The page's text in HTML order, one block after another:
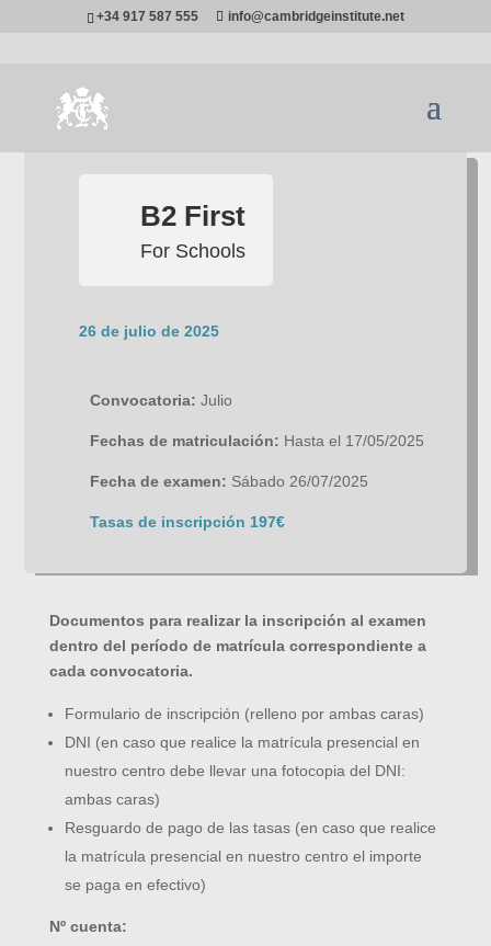
+34 917 587 555 info@cambridgeinstitute.net
B2 First
For Schools
26 de julio de 2025
Convocatoria: Julio
Fechas de matriculación: Hasta el 17/05/2025
Fecha de examen: Sábado 26/07/2025
Tasas de inscripción 197€
Documentos para realizar la inscripción al examen
dentro del período de matrícula correspondiente a
cada convocatoria.
Formulario de inscripción (relleno por ambas caras)
DNI (en caso que realice la matrícula presencial en
nuestro centro debe llevar una fotocopia del DNI:
ambas caras)
Resguardo de pago de las tasas (en caso que realice
la matrícula presencial en nuestro centro el importe
se paga en efectivo)
Nº cuenta: